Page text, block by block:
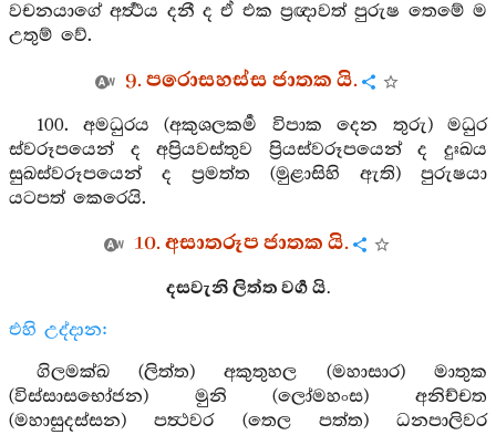
වචනයාගේ අර්‍ත්‍ථය දනී ද ඒ එක ප්‍රඥාවත් පුරුෂ තෙමේ ම
උතුම් වේ.
9. පරොසහස්ස ජාතක යි.
100. අමධුරය (අකුශලකර්‍ම විපාක දෙන තුරු) මධුර
ස්වරූපයෙන් ද අප්‍රියවස්තුව ප්‍රියස්වරූපයෙන් ද දුඃඛය
සුඛස්වරූපයෙන් ද ප්‍රමත්ත (මුළාසිහි ඇති) පුරුෂයා
යටපත් කෙරෙයි.
10. අසාතරූප ජාතක යි.
දසවැනි ලිත්ත වර්‍ග යි.
එහි උද්දාන:
ගිලමක්ඛ (ලිත්ත) අකුතුහල (මහාසාර) මාතුක
(විස්සාසභෝජන) මුනි (ලෝමහංස) අනිච්චත
(මහාසුදස්සන) පත්‍ථවර (තෙල පත්ත) ධනපාලිවර